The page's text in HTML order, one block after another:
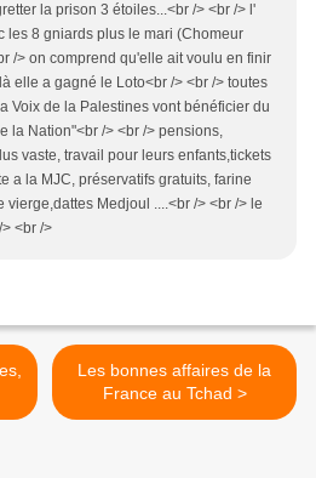
la prison 3 étoiles...<br /> <br /> l'
les 8 gniards plus le mari (Chomeur
/> on comprend qu'elle ait voulu en finir
elle a gagné le Loto<br /> <br /> toutes
Voix de la Palestines vont bénéficier du
la Nation"<br /> <br /> pensions,
vaste, travail pour leurs enfants,tickets
a la MJC, préservatifs gratuits, farine
vierge,dattes Medjoul ....<br /> <br /> le
<br />
Les bonnes affaires de la
France au Tchad >